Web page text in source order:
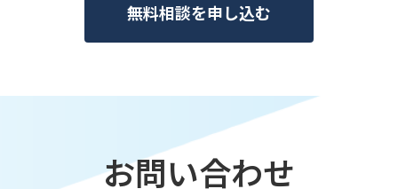
無料相談を申し込む
お問い合わせ